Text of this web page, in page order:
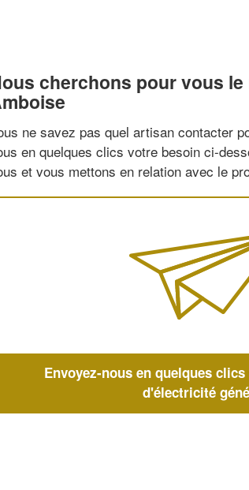
cherchons pour vous
ne savez pas quel artisan contacter
en quelques clics votre besoin ci-
et vous mettons en relation avec le
Envoyez-nous en quelques
d'électricité